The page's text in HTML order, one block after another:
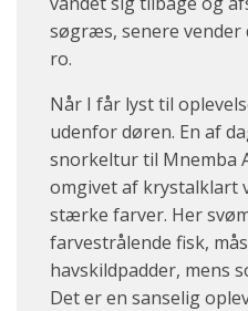
søgræs, senere vender
ro.
Når I får lyst til
udenfor døren. En af
snorkeltur til Mnemba
omgivet af krystalklart
stærke farver. Her
farvestrålende fisk,
havskildpadder, mens
Det er en sanselig